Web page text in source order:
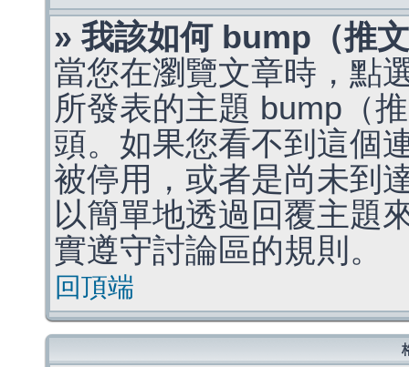
» 我該如何 bump（推
當您在瀏覽文章時，點
所發表的主題 bump（
頭。如果您看不到這個
被停用，或者是尚未到
以簡單地透過回覆主題
實遵守討論區的規則。
回頂端